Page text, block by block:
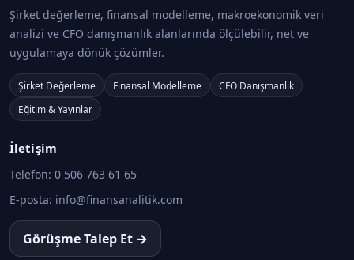
Konu 10
Gelir Kavramı ve Gelir Unsurları
Kurumlarda ve Sermaye Piyasalarında Vergilendirme ·
Konu 11
Kurumlar Vergisi Kanunu – Genel Yapı
Kurumlarda ve Sermaye Piyasalarında Vergilendirme ·
Konu 12
Kurum Kazancının Tespiti
Kurumlarda ve Sermaye Piyasalarında Vergilendirme ·
Konu 13
Şirket değerleme, finansal modelleme, makroekonomik veri
analizi ve CFO danışmanlık alanlarında ölçülebilir, net ve
uygulamaya dönük çözümler.
Şirket Değerleme Finansal Modelleme
CFO Danışmanlık
Eğitim & Yayınlar
İletişim
Telefon: 0 506 763 61 65
E-posta: info@finansanalitik.com
Görüşme Talep Et →